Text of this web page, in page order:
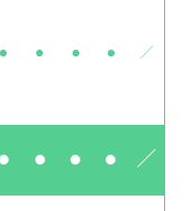
● ● ● ● ／
● ● ● ● ／